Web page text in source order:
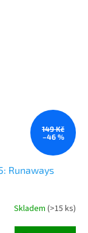
149 Kč
–46 %
Runaways
Skladem (>15 ks)